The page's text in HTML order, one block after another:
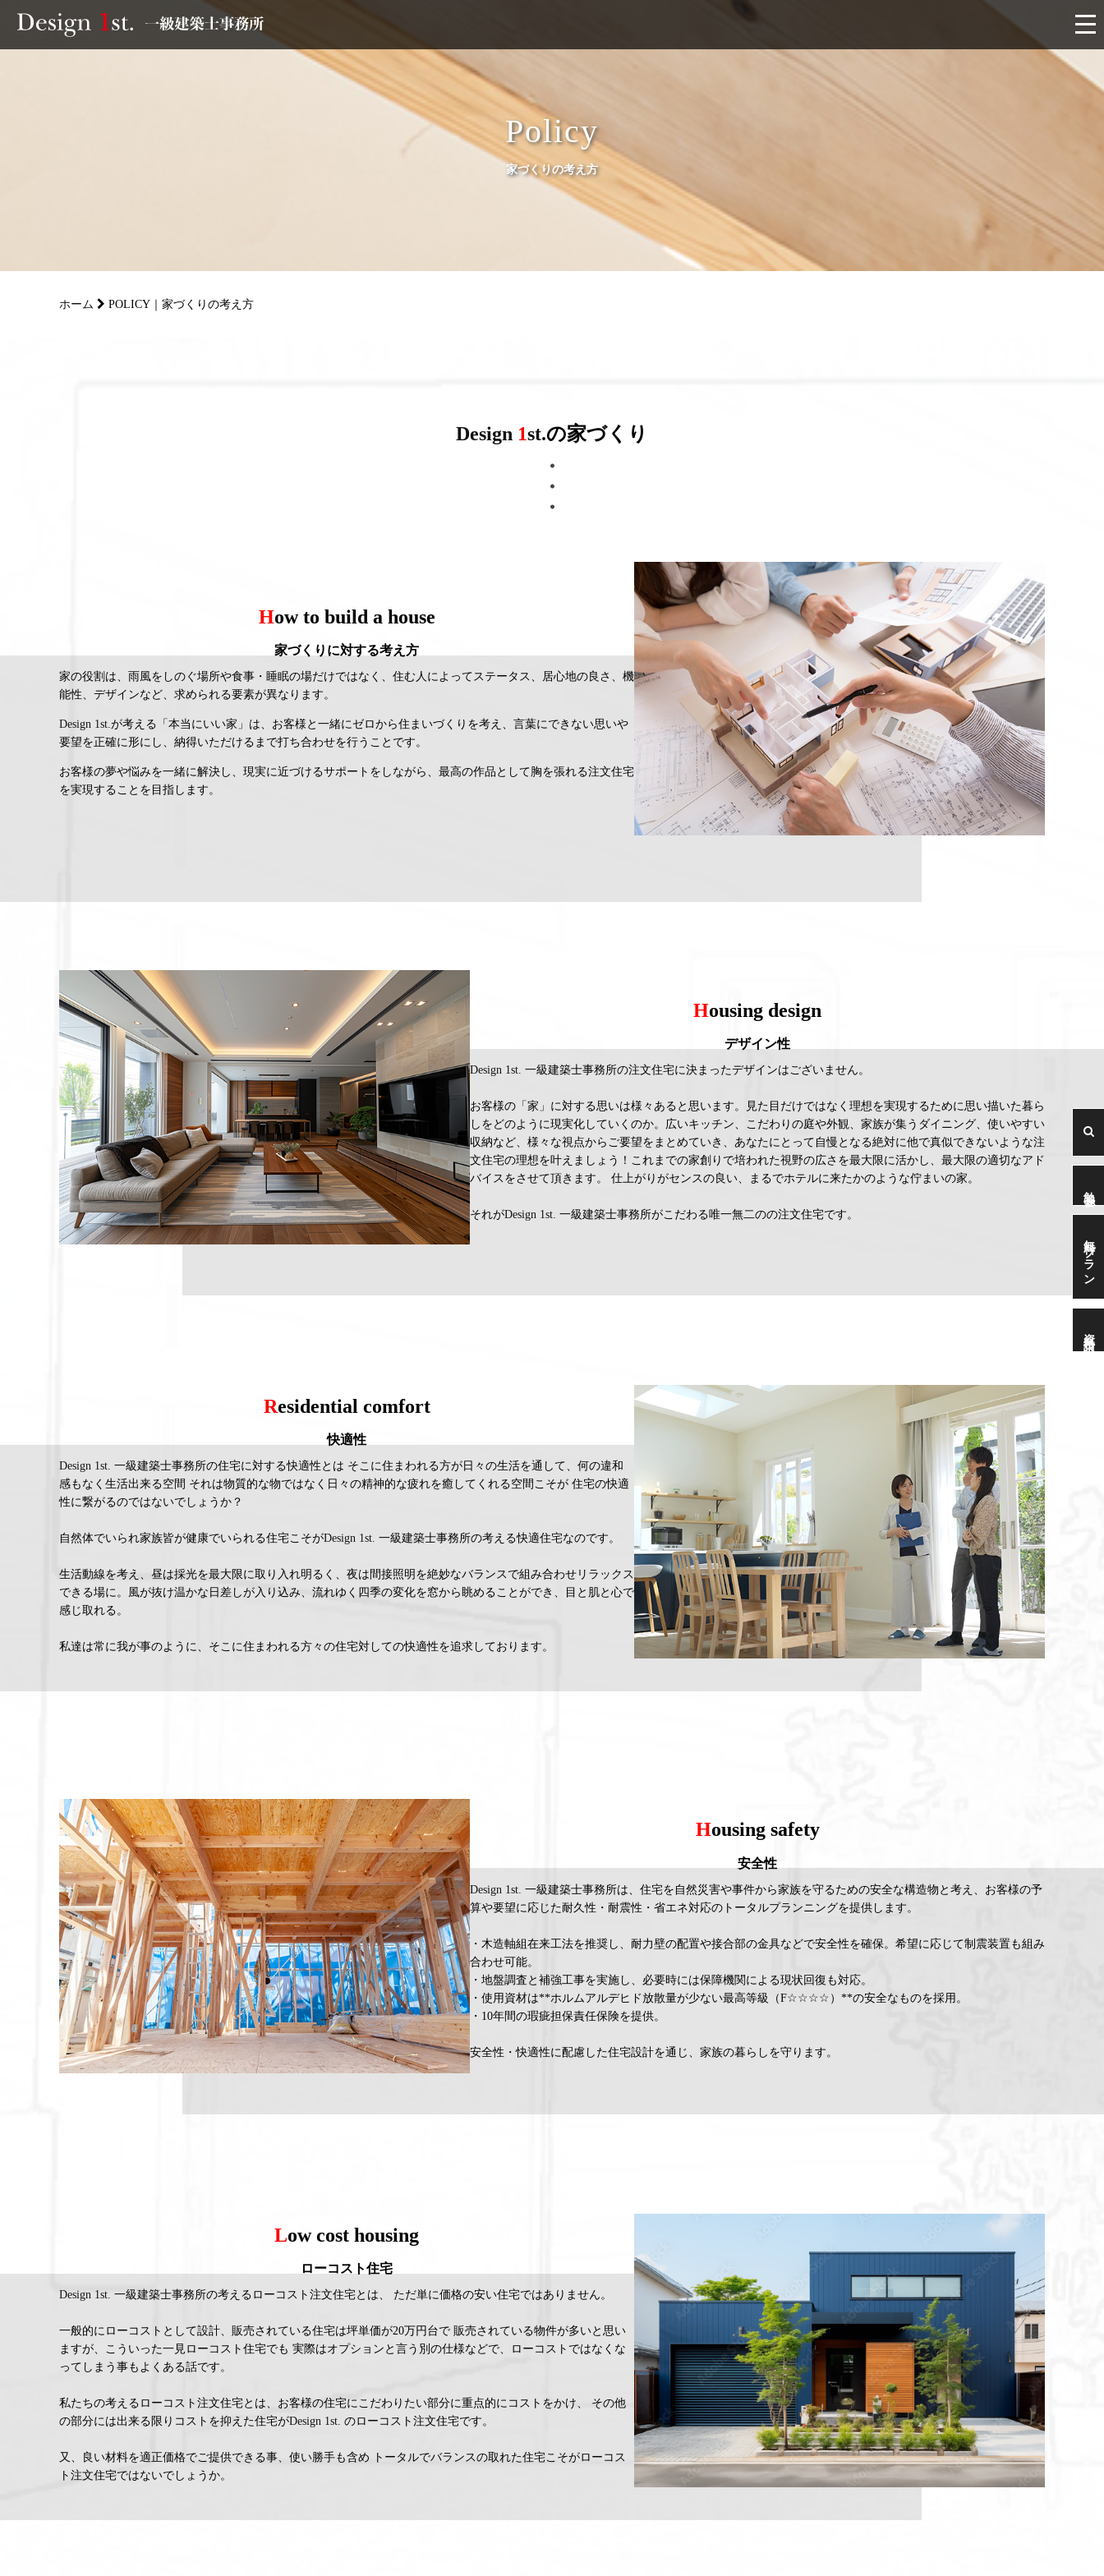
サービス
無料プラン
Policy
家づくりの考え方
ホーム POLICY｜家づくりの考え方
Design 1st.の家づくり
How to build a house
家づくりに対する考え方
家の役割は、雨風をしのぐ場所や食事・睡眠の場だけではなく、住む人によってステータス、居心地の良さ、機
能性、デザインなど、求められる要素が異なります。
Design 1st.が考える「本当にいい家」は、お客様と一緒にゼロから住まいづくりを考え、言葉にできない思いや
要望を正確に形にし、納得いただけるまで打ち合わせを行うことです。
お客様の夢や悩みを一緒に解決し、現実に近づけるサポートをしながら、最高の作品として胸を張れる注文住宅
を実現することを目指します。
Housing design
デザイン性
Design 1st. 一級建築士事務所の注文住宅に決まったデザインはございません。
お客様の「家」に対する思いは様々あると思います。見た目だけではなく理想を実現するために思い描いた暮ら
しをどのように現実化していくのか。広いキッチン、こだわりの庭や外観、家族が集うダイニング、使いやすい
収納など、様々な視点からご要望をまとめていき、あなたにとって自慢となる絶対に他で真似できないような注
文住宅の理想を叶えましょう！これまでの家創りで培われた視野の広さを最大限に活かし、最大限の適切なアド
バイスをさせて頂きます。 仕上がりがセンスの良い、まるでホテルに来たかのような佇まいの家。
それがDesign 1st. 一級建築士事務所がこだわる唯一無二のの注文住宅です。
Residential comfort
快適性
Design 1st. 一級建築士事務所の住宅に対する快適性とは そこに住まわれる方が日々の生活を通して、何の違和
感もなく生活出来る空間 それは物質的な物ではなく日々の精神的な疲れを癒してくれる空間こそが 住宅の快適
性に繋がるのではないでしょうか？
自然体でいられ家族皆が健康でいられる住宅こそがDesign 1st. 一級建築士事務所の考える快適住宅なのです。
生活動線を考え、昼は採光を最大限に取り入れ明るく、夜は間接照明を絶妙なバランスで組み合わせリラックス
できる場に。風が抜け温かな日差しが入り込み、流れゆく四季の変化を窓から眺めることができ、目と肌と心で
感じ取れる。
私達は常に我が事のように、そこに住まわれる方々の住宅対しての快適性を追求しております。
Housing safety
安全性
Design 1st. 一級建築士事務所は、住宅を自然災害や事件から家族を守るための安全な構造物と考え、お客様の予
算や要望に応じた耐久性・耐震性・省エネ対応のトータルプランニングを提供します。
・木造軸組在来工法を推奨し、耐力壁の配置や接合部の金具などで安全性を確保。希望に応じて制震装置も組み
合わせ可能。
・地盤調査と補強工事を実施し、必要時には保障機関による現状回復も対応。
・使用資材は**ホルムアルデヒド放散量が少ない最高等級（F☆☆☆☆）**の安全なものを採用。
・10年間の瑕疵担保責任保険を提供。
安全性・快適性に配慮した住宅設計を通じ、家族の暮らしを守ります。
Low cost housing
ローコスト住宅
Design 1st. 一級建築士事務所の考えるローコスト注文住宅とは、 ただ単に価格の安い住宅ではありません。
一般的にローコストとして設計、販売されている住宅は坪単価が20万円台で 販売されている物件が多いと思い
ますが、こういった一見ローコスト住宅でも 実際はオプションと言う別の仕様などで、ローコストではなくな
ってしまう事もよくある話です。
私たちの考えるローコスト注文住宅とは、お客様の住宅にこだわりたい部分に重点的にコストをかけ、 その他
の部分には出来る限りコストを抑えた住宅がDesign 1st. のローコスト注文住宅です。
又、良い材料を適正価格でご提供できる事、使い勝手も含め トータルでバランスの取れた住宅こそがローコス
ト注文住宅ではないでしょうか。